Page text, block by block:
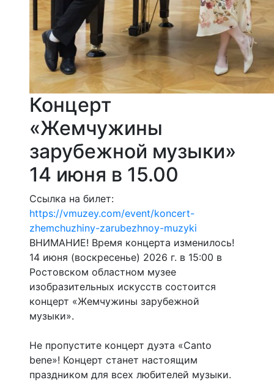
Концерт
«Жемчужины
зарубежной музыки»
14 июня в 15.00
Ссылка на билет:
https://vmuzey.com/event/koncert-
zhemchuzhiny-zarubezhnoy-muzyki
ВНИМАНИЕ! Время концерта изменилось!
14 июня (воскресенье) 2026 г. в 15:00 в
Ростовском областном музее
изобразительных искусств состоится
концерт «Жемчужины зарубежной
музыки».
Не пропустите концерт дуэта «Canto
bene»! Концерт станет настоящим
праздником для всех любителей музыки.